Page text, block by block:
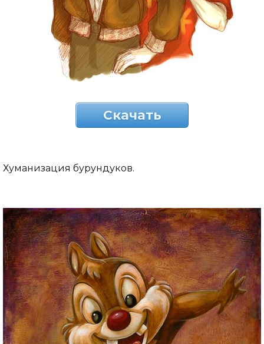
Скачать
Хуманизация бурундуков.